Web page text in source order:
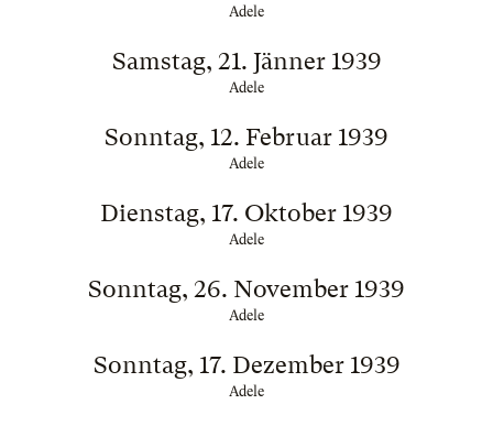
Adele
Samstag, 21. Jänner 1939
Adele
Sonntag, 12. Februar 1939
Adele
Dienstag, 17. Oktober 1939
Adele
Sonntag, 26. November 1939
Adele
Sonntag, 17. Dezember 1939
Adele